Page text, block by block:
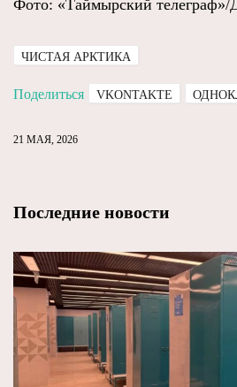
Фото: «Таймырский телеграф»/
ЧИСТАЯ АРКТИКА
Поделиться VKONTAKTE
21 МАЯ, 2026
Последние новости